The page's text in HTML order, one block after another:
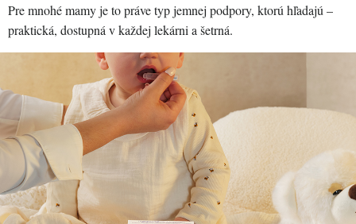
Pre mnohé mamy je to práve typ jemnej podpory, ktorú hľadajú –
praktická, dostupná v každej lekárni a šetrná.